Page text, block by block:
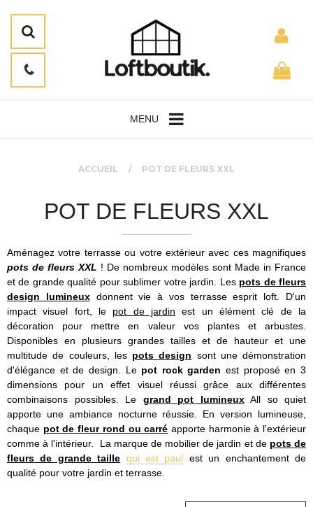
MENU
ACCUEIL POT DE FLEURS XXL
POT DE FLEURS XXL
Aménagez votre terrasse ou votre extérieur avec ces magnifiques
pots de fleurs XXL ! De nombreux modèles sont Made in France
et de grande qualité pour sublimer votre jardin. Les pots de fleurs
design lumineuxdonnent vie à vos terrasse esprit loft. D'un
impact visuel fort, le pot de jardin est un élément clé de la
décoration pour mettre en valeur vos plantes et arbustes.
Disponibles en plusieurs grandes tailles et de hauteur et une
multitude de couleurs, les pots design sont une démonstration
d'élégance et de design. Le pot rock gardenest proposé en 3
dimensions pour un effet visuel réussi grâce aux différentes
combinaisons possibles. Le grand pot lumineuxAll so quiet
apporte une ambiance nocturne réussie. En version lumineuse,
chaque pot de fleur rond ou carré apporte harmonie à l'extérieur
comme à l'intérieur. La marque de mobilier de jardin et de pots de
fleurs de grande taille qui est paul est un enchantement de
qualité pour votre jardin et terrasse.